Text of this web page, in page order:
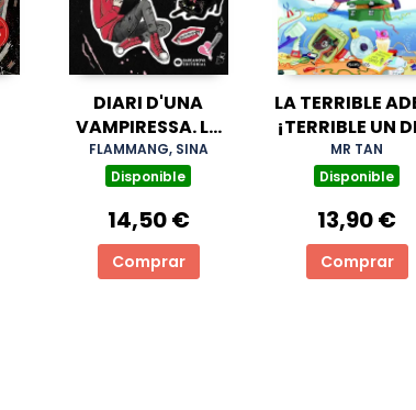
DIARI D'UNA
VAMPIRESSA. LA
MEVA TERRIBLE
HISTORIA
FLAMMANG, SINA
Disponible
14,50 €
Comprar
LA TERRIBLE
¡TERRIBLE UN
TERRIBLE PARA
SIEMPRE!
MR TAN
Disponible
13,90 €
Comprar